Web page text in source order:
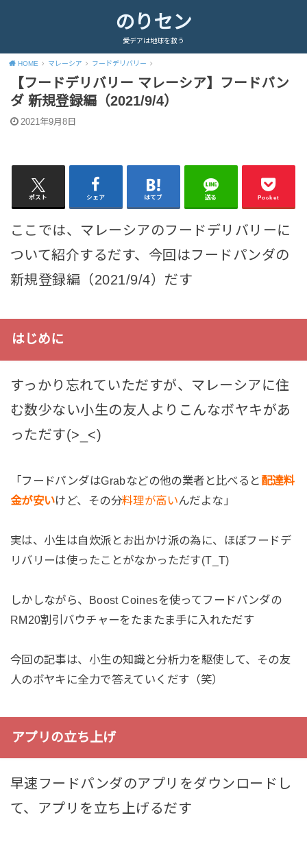
のりセン
愛デアは地球を救う
HOME マレーシア フードデリバリー
【フードデリバリー マレーシア】フードパン
ダ 新規登録編（2021/9/4）
2021年9月8日
ポスト シェア はてブ 送る Pocket
ここでは、マレーシアのフードデリバリーに
ついて紹介するだす、今回はフードパンダの
新規登録編（2021/9/4）だす
はじめに
すっかり忘れていただすが、マレーシアに住
む数少ない小生の友人よりこんなボヤキがあ
っただす(>_<)
「フードパンダはGrabなどの他の業者と比べると 配達料
金が安いけど、その分料理が高いんだよな」
実は、小生は自炊派とお出かけ派の為に、ほぼフードデ
リバリーは使ったことがなかっただす(T_T)
しかしながら、Boost Coinesを使ってフードパンダの
RM20割引バウチャーをたまたま手に入れただす
今回の記事は、小生の知識と分析力を駆使して、その友
人のボヤキに全力で答えていくだす（笑）
アプリの立ち上げ
早速フードパンダのアプリをダウンロードし
て、アプリを立ち上げるだす